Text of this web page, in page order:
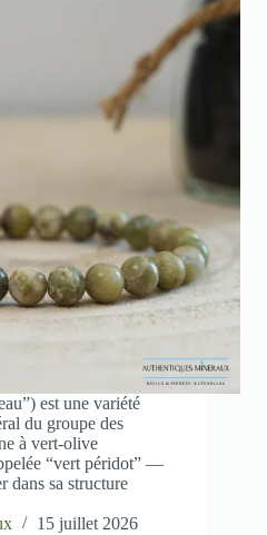
est une variété
du groupe des
à vert-olive
“vert péridot” —
dans sa structure
15 juillet 2026